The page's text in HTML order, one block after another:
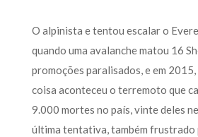
O alpinista e tentou escalar o
quando uma avalanche matou 16
promoções paralisados, e em 2015,
coisa aconteceu o terremoto que
9.000 mortes no país, vinte deles
última tentativa, também frustrado